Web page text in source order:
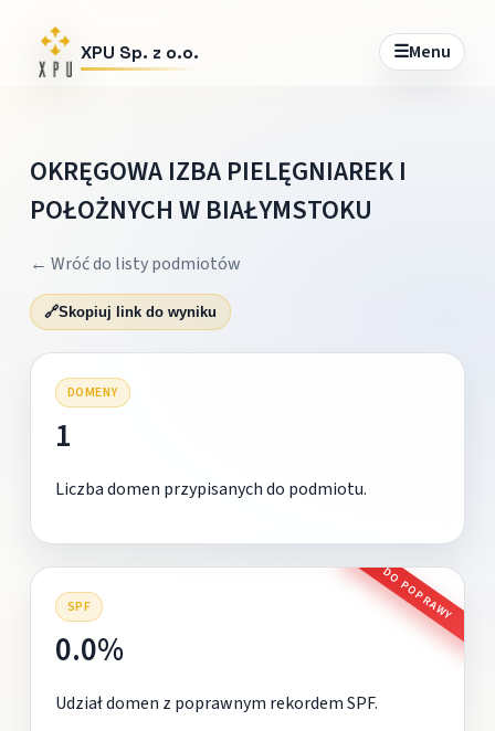
XPU Sp. z o.o. ☰Menu
OKRĘGOWA IZBA PIELĘGNIAREK I
POŁOŻNYCH W BIAŁYMSTOKU
← Wróć do listy podmiotów
🔗Skopiuj link do wyniku
DOMENY
1
Liczba domen przypisanych do podmiotu.
SPF DO POPRAWY
0.0%
Udział domen z poprawnym rekordem SPF.